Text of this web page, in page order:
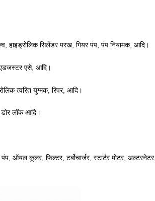
हाइड्रोलिक सिलेंडर परख, गियर पंप, पंप नियामक, आदि।
एसे, आदि।
त्वरित युग्मक, रिपर, आदि।
लॉक आदि।
कूलर, फिल्टर, टर्बोचार्जर, स्टार्टर मोटर,